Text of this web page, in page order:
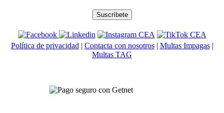
Política de privacidad | Contacta con nosotros| Multas Impagas|
Multas TAG